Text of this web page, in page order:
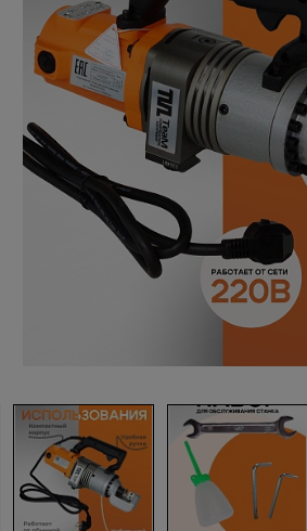
Оборудование для работы с
Оборудование для бетонных работ
Техника для склада
Тачки строительные и садовые
Лестницы и стремянки
Штукатурные комплекты
Сварочные аппараты
Металл и металлообработка